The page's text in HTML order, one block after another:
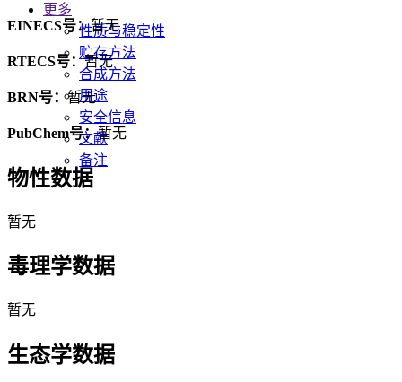
更多
性质与稳定性
贮存方法
合成方法
用途
安全信息
文献
备注
EINECS号：暂无
RTECS号：暂无
BRN号：暂无
PubChem号：暂无
物性数据
暂无
毒理学数据
暂无
生态学数据